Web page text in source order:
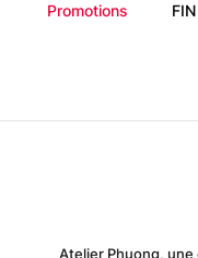
Promotions
Atelier Phuong, une